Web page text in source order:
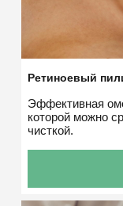
Ретиноевый
Эффективная
которой можно
чисткой.